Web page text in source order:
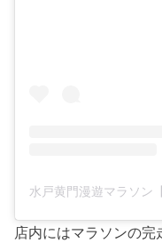
店内にはマラソンの